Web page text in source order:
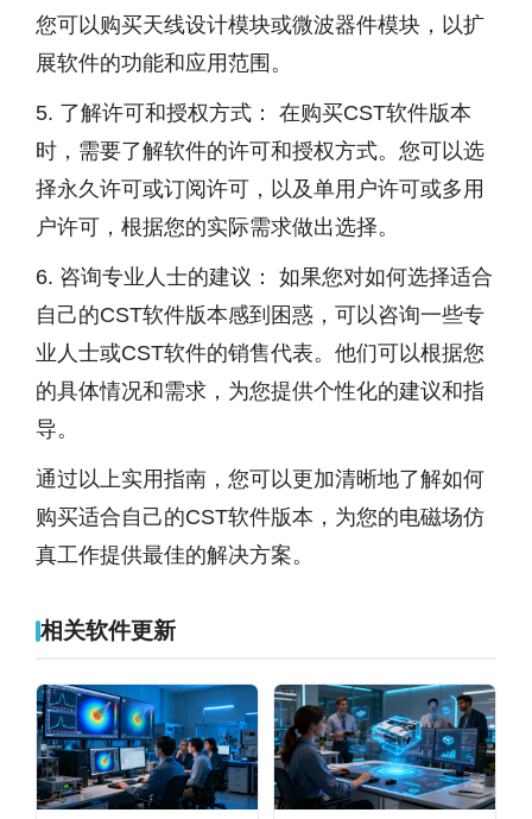
您可以购买天线设计模块或微波器件模块，以扩
展软件的功能和应用范围。
5. 了解许可和授权方式： 在购买CST软件版本
时，需要了解软件的许可和授权方式。您可以选
择永久许可或订阅许可，以及单用户许可或多用
户许可，根据您的实际需求做出选择。
6. 咨询专业人士的建议： 如果您对如何选择适合
自己的CST软件版本感到困惑，可以咨询一些专
业人士或CST软件的销售代表。他们可以根据您
的具体情况和需求，为您提供个性化的建议和指
导。
通过以上实用指南，您可以更加清晰地了解如何
购买适合自己的CST软件版本，为您的电磁场仿
真工作提供最佳的解决方案。
相关软件更新